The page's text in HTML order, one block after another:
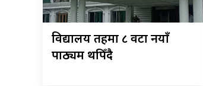
विद्यालय तहमा ८ वटा नयाँ
पाठ्यक्रम थपिँदै